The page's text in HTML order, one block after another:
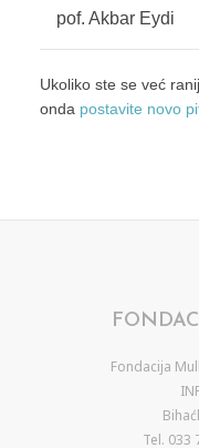
pof. Akbar Eydi
Ukoliko ste se već
onda postavite novo
Fondacija
Tel. 033